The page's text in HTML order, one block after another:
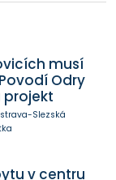
musí
Odry
projekt
Slezská
v centru